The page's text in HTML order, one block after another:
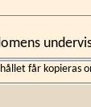
får kopieras